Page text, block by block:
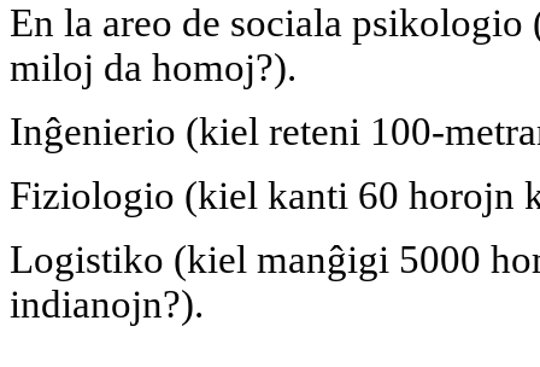
En la areo de sociala
miloj da homoj?).
Inĝenierio (kiel reteni 100-
Fiziologio (kiel kanti 60 horojn
Logistiko (kiel manĝigi 5000
indianojn?).